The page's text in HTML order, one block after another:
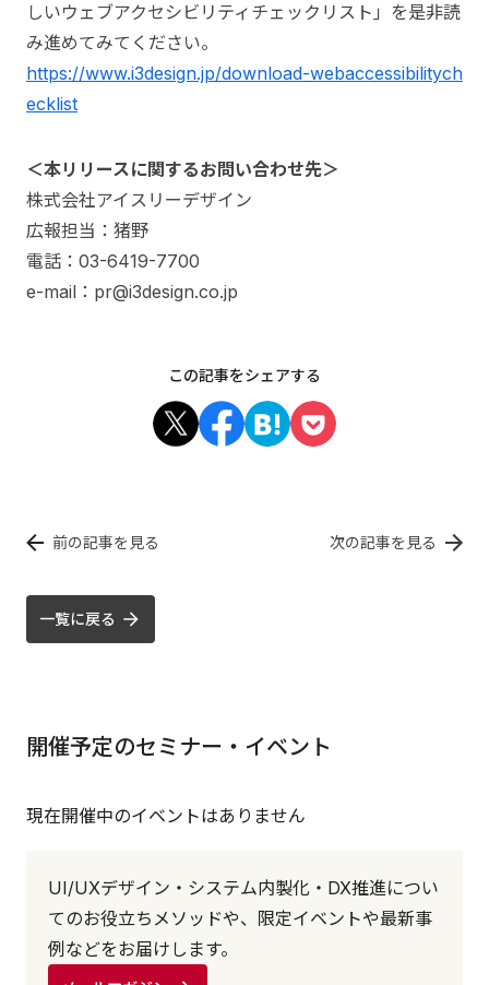
しいウェブアクセシビリティチェックリスト」を是非読
み進めてみてください。
https://www.i3design.jp/download-webaccessibilitych
ecklist
＜本リリースに関するお問い合わせ先＞
株式会社アイスリーデザイン
広報担当：猪野
電話：03-6419-7700
e-mail：pr@i3design.co.jp
この記事をシェアする
前の記事を見る 次の記事を見る
一覧に戻る
開催予定のセミナー・イベント
現在開催中のイベントはありません
UI/UXデザイン・システム内製化・DX推進につい
てのお役立ちメソッドや、限定イベントや最新事
例などをお届けします。